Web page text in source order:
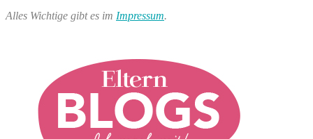
Alles Wichtige gibt es im Impressum.